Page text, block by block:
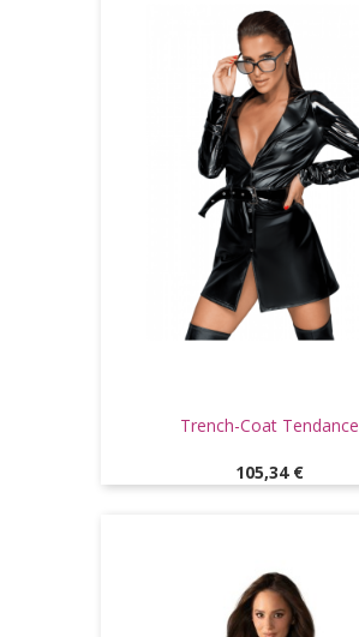
Trench-Coat Tendance
Prix
105,34 €